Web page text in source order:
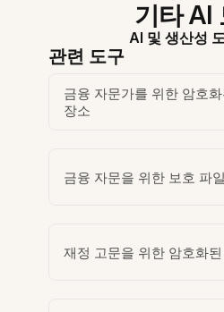
기타 AI
AI 및 생산성
관련 도구
금융 자문가를 위한 암호
장소
금융 자문을 위한 보호 파
재정 고문을 위한 암호화